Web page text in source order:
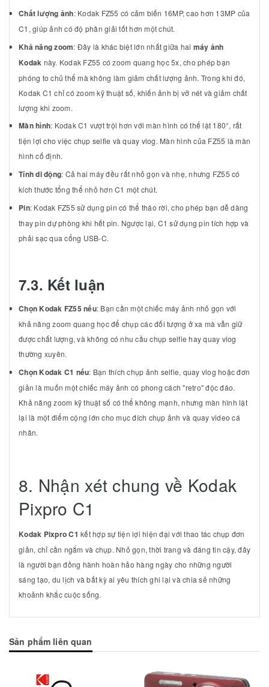
Chất lượng ảnh: Kodak FZ55 có cảm biến 16MP, cao hơn 13MP của
C1, giúp ảnh có độ phân giải tốt hơn một chút.
Khả năng zoom: Đây là khác biệt lớn nhất giữa hai máy ảnh
Kodak này. Kodak FZ55 có zoom quang học 5x, cho phép bạn
phóng to chủ thể mà không làm giảm chất lượng ảnh. Trong khi đó,
Kodak C1 chỉ có zoom kỹ thuật số, khiến ảnh bị vỡ nét và giảm chất
lượng khi zoom.
Màn hình: Kodak C1 vượt trội hơn với màn hình có thể lật 180°, rất
tiện lợi cho việc chụp selfie và quay vlog. Màn hình của FZ55 là màn
hình cố định.
Tính di động: Cả hai máy đều rất nhỏ gọn và nhẹ, nhưng FZ55 có
kích thước tổng thể nhỏ hơn C1 một chút.
Pin: Kodak FZ55 sử dụng pin có thể tháo rời, cho phép bạn dễ dàng
thay pin dự phòng khi hết pin. Ngược lại, C1 sử dụng pin tích hợp và
phải sạc qua cổng USB-C.
7.3. Kết luận
Chọn Kodak FZ55 nếu: Bạn cần một chiếc máy ảnh nhỏ gọn với
khả năng zoom quang học để chụp các đối tượng ở xa mà vẫn giữ
được chất lượng, và không có nhu cầu chụp selfie hay quay vlog
thường xuyên.
Chọn Kodak C1 nếu: Bạn thích chụp ảnh selfie, quay vlog hoặc đơn
giản là muốn một chiếc máy ảnh có phong cách "retro" độc đáo.
Khả năng zoom kỹ thuật số có thể không mạnh, nhưng màn hình lật
lại là một điểm cộng lớn cho mục đích chụp ảnh và quay video cá
nhân.
8. Nhận xét chung về Kodak
Pixpro C1
Kodak Pixpro C1 kết hợp sự tiện lợi hiện đại với thao tác chụp đơn
giản, chỉ cần ngắm và chụp. Nhỏ gọn, thời trang và đáng tin cậy, đây
là người bạn đồng hành hoàn hảo hàng ngày cho những người
sáng tạo, du lịch và bất kỳ ai yêu thích ghi lại và chia sẻ những
khoảnh khắc cuộc sống.
Sản phẩm liên quan